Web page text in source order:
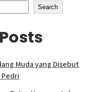
Search
Muda yang Disebut
Pedri